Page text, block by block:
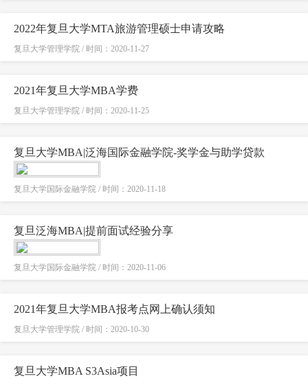
2022年复旦大学MTA旅游管理硕士申请攻略
复旦大学管理学院 / 时间：2020-11-27
2021年复旦大学MBA学费
复旦大学管理学院 / 时间：2020-11-25
复旦大学MBA|泛海国际金融学院-奖学金与助学贷款
复旦大学国际金融学院 / 时间：2020-11-18
复旦泛海MBA|提前面试经验分享
复旦大学国际金融学院 / 时间：2020-11-06
2021年复旦大学MBA报考点网上确认须知
复旦大学管理学院 / 时间：2020-10-30
复旦大学MBA S3Asia项目